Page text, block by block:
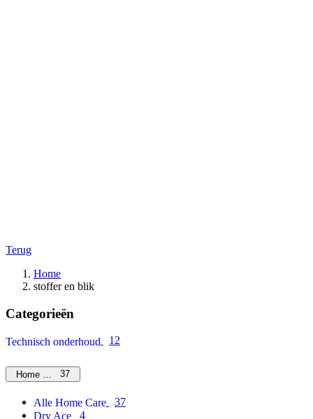
Terug
Home
stoffer en blik
Categorieën
Technisch onderhoud 12
Home Care37
Alle Home Care
37
Dry Ace
4